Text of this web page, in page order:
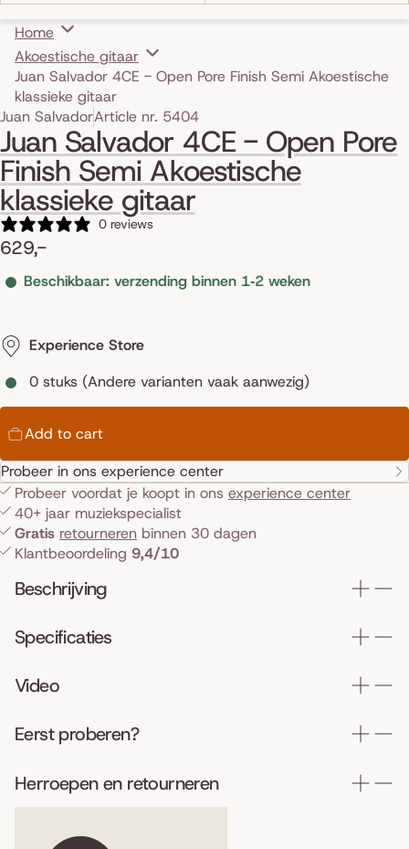
Home
Akoestische gitaar
Juan Salvador 4CE - Open Pore Finish Semi Akoestische
klassieke gitaar
Skip to product information
Juan SalvadorArticle nr. 5404
Juan Salvador 4CE - Open Pore
Finish Semi Akoestische
klassieke gitaar
0 reviews
629,-
Beschikbaar: verzending binnen 1‑2 weken
Experience Store
0 stuks (Andere varianten vaak aanwezig)
Add to cart
Probeer in ons experience center
Probeer voordat je koopt in ons experience center
40+ jaar muziekspecialist
Gratis retourneren binnen 30 dagen
Klantbeoordeling 9,4/10
Beschrijving
Specificaties
Video
Eerst proberen?
Herroepen en retourneren